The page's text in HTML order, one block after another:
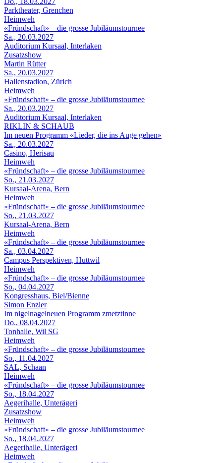
Parktheater, Grenchen
Heimweh
«Fründschaft» – die grosse Jubiläumstournee
Sa., 20.03.2027
Auditorium Kursaal, Interlaken
Zusatzshow
Martin Rütter
Sa., 20.03.2027
Hallenstadion, Zürich
Heimweh
«Fründschaft» – die grosse Jubiläumstournee
Sa., 20.03.2027
Auditorium Kursaal, Interlaken
RIKLIN & SCHAUB
Im neuen Programm «Lieder, die ins Auge gehen»
Sa., 20.03.2027
Casino, Herisau
Heimweh
«Fründschaft» – die grosse Jubiläumstournee
So., 21.03.2027
Kursaal-Arena, Bern
Heimweh
«Fründschaft» – die grosse Jubiläumstournee
So., 21.03.2027
Kursaal-Arena, Bern
Heimweh
«Fründschaft» – die grosse Jubiläumstournee
Sa., 03.04.2027
Campus Perspektiven, Huttwil
Heimweh
«Fründschaft» – die grosse Jubiläumstournee
So., 04.04.2027
Kongresshaus, Biel/Bienne
Simon Enzler
Im nigelnagelneuen Programm zmetztinne
Do., 08.04.2027
Tonhalle, Wil SG
Heimweh
«Fründschaft» – die grosse Jubiläumstournee
So., 11.04.2027
SAL, Schaan
Heimweh
«Fründschaft» – die grosse Jubiläumstournee
So., 18.04.2027
Aegerihalle, Unterägeri
Zusatzshow
Heimweh
«Fründschaft» – die grosse Jubiläumstournee
So., 18.04.2027
Aegerihalle, Unterägeri
Heimweh